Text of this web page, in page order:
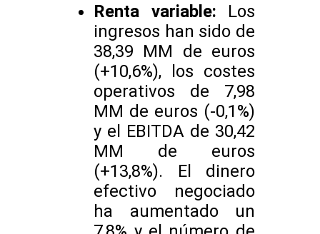
Renta variable: Los
ingresos han sido de
38,39 MM de euros
(+10,6%), los costes
operativos de 7,98
MM de euros (-0,1%)
y el EBITDA de 30,42
MM de euros
(+13,8%). El dinero
efectivo negociado
ha aumentado un